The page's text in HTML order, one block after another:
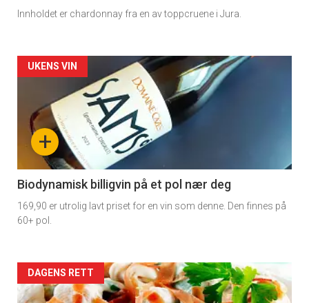
Innholdet er chardonnay fra en av toppcruene i Jura.
Forsiden
akkurat
nå
4
+
UKENS VIN
Biodynamisk billigvin på et pol nær deg
169,90 er utrolig lavt priset for en vin som denne. Den finnes på
60+ pol.
Forsiden
DAGENS RETT